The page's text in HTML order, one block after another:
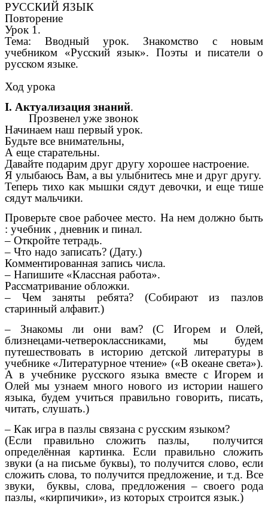
РУССКИЙ ЯЗЫК
Повторение
Урок 1.
Тема: Вводный урок. Знакомство с новым
учебником «Русский язык». Поэты и писатели о
русском языке.
Ход урока
Ι. Актуализация знаний.
Прозвенел уже звонок
Начинаем наш первый урок.
Будьте все внимательны,
А еще старательны.
Давайте подарим друг другу хорошее настроение.
Я улыбаюсь Вам, а вы улыбнитесь мне и друг другу.
Теперь тихо как мышки сядут девочки, и еще тише
сядут мальчики.
Проверьте свое рабочее место. На нем должно быть
: учебник , дневник и пинал.
– Откройте тетрадь.
– Что надо записать? (Дату.)
Комментированная запись числа.
– Напишите «Классная работа».
Рассматривание обложки.
– Чем заняты ребята? (Собирают из пазлов
старинный алфавит.)
– Знакомы ли они вам? (С Игорем и Олей,
близнецами-четвероклассниками, мы будем
путешествовать в историю детской литературы в
учебнике «Литературное чтение» («В океане света»).
А в учебнике русского языка вместе с Игорем и
Олей мы узнаем много нового из истории нашего
языка, будем учиться правильно говорить, писать,
читать, слушать.)
– Как игра в пазлы связана с русским языком?
(Если правильно сложить пазлы, получится
определённая картинка. Если правильно сложить
звуки (а на письме буквы), то получится слово, если
сложить слова, то получится предложение, и т.д. Все
звуки, буквы, слова, предложения – своего рода
пазлы, «кирпичики», из которых строится язык.)